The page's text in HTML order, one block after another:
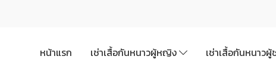
หน้าแรก เช่าเสื้อกันหนาวผู้หญิง เช่าเสื้อกันหนาวผู้